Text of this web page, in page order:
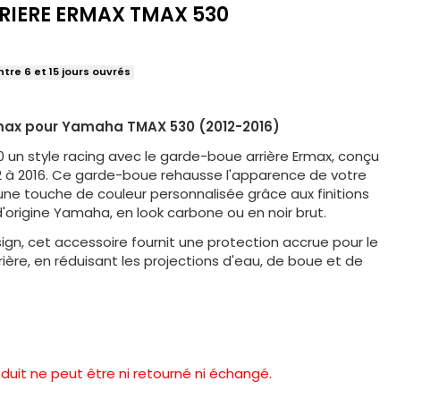
ERMAX TMAX 530
6 et 15 jours ouvrés
pour Yamaha TMAX 530 (2012-2016)
un style racing avec le garde-boue arrière Ermax, conçu
à 2016. Ce garde-boue rehausse l'apparence de votre
touche de couleur personnalisée grâce aux finitions
Yamaha, en look carbone ou en noir brut.
cet accessoire fournit une protection accrue pour le
en réduisant les projections d'eau, de boue et de
ne peut être ni retourné ni échangé.